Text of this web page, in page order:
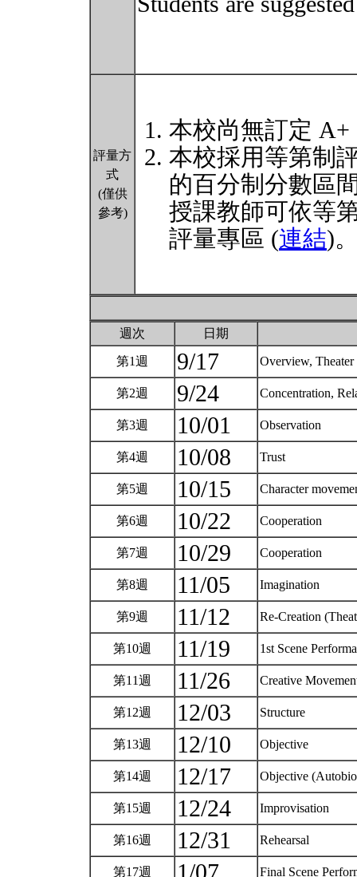
評量方
式
(僅供
參考)
本校尚無訂定
本校採用等第制
的百分制分數區
授課教師可依等
評量專區 (連結)
週次 日期
第1週 9/17 Overview,
第2週 9/24 Concentration,
第3週 10/01 Observation
第4週 10/08 Trust
第5週 10/15 Character
第6週 10/22 Cooperation
第7週 10/29 Cooperation
第8週 11/05 Imagination
第9週 11/12 Re-Creation
第10週 11/19 1st Scene
第11週 11/26 Creative
第12週 12/03 Structure
第13週 12/10 Objective
第14週 12/17 Objective
第15週 12/24 Improvisation
第16週 12/31 Rehearsal
第17週 Final Scene